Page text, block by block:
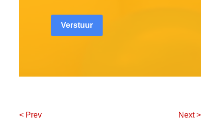
Verstuur
< Prev Next >